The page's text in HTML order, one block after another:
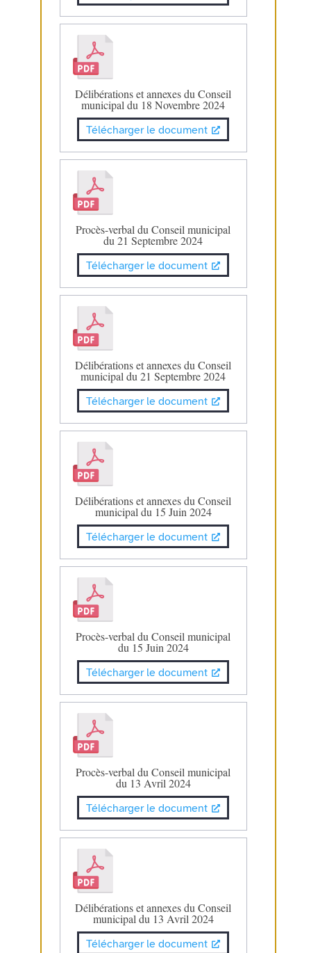
Délibérations et annexes du Conseil
municipal du 18 Novembre 2024
Télécharger le document
Procès-verbal du Conseil municipal
du 21 Septembre 2024
Télécharger le document
Délibérations et annexes du Conseil
municipal du 21 Septembre 2024
Télécharger le document
Délibérations et annexes du Conseil
municipal du 15 Juin 2024
Télécharger le document
Procès-verbal du Conseil municipal
du 15 Juin 2024
Télécharger le document
Procès-verbal du Conseil municipal
du 13 Avril 2024
Télécharger le document
Délibérations et annexes du Conseil
municipal du 13 Avril 2024
Télécharger le document